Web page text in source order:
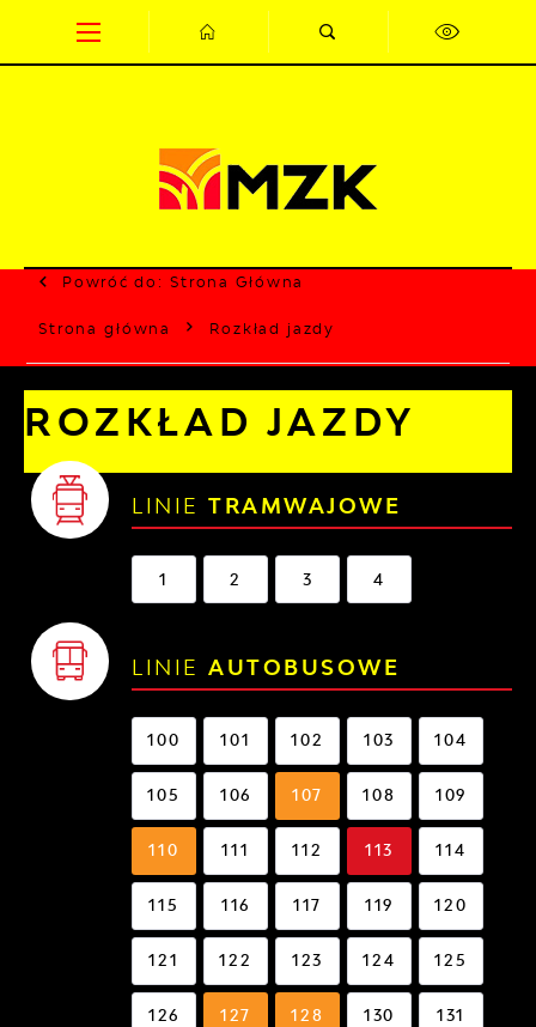
Przejdź do menu.
Przejdź do wyszukiwarki.
Przejdź do treści.
Przejdź do ustawień wielkości czcionki.
Wyłącz wersję kontrastową strony.
Powróć do: Strona Główna
Strona główna Rozkład jazdy
ROZKŁAD JAZDY
LINIETRAMWAJOWE
1 2 3 4
LINIEAUTOBUSOWE
100 101 102 103 104
105 106 107 108 109
110 111 112 113 114
115 116 117 119 120
121 122 123 124 125
126 127 128 130 131